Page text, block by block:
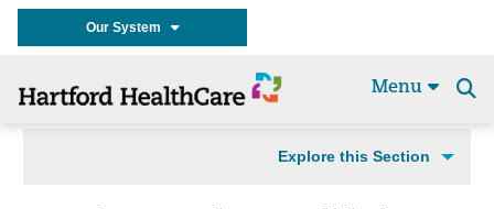
Our System
Menu
Explore this Section